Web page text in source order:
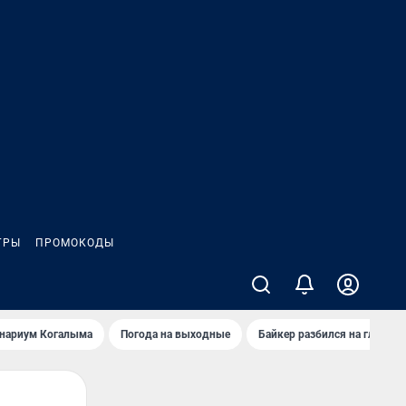
ПРОМОКОДЫ
Когалыма Погода на выходные Байкер разбился на глазах